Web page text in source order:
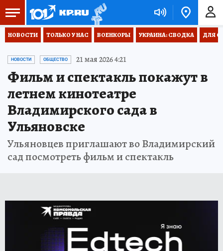
НОВОСТИ ТОЛЬКО У НАС ВОЕНКОРЫ УКРАИНА: СВОДКА ДЛЯ
НОВОСТИ ОБЩЕСТВО 21 мая 2026 4:21
Фильм и спектакль покажут в
летнем кинотеатре
Владимирского сада в
Ульяновске
Ульяновцев приглашают во Владимирский
сад посмотреть фильм и спектакль